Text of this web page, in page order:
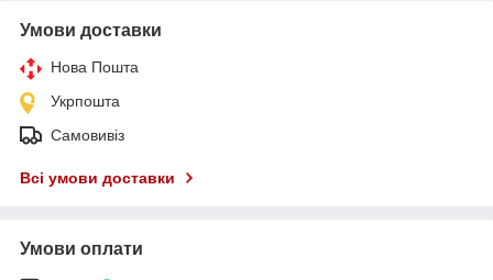
Умови доставки
Нова Пошта
Укрпошта
Самовивіз
Всі умови доставки
Умови оплати